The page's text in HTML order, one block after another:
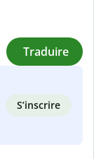
Traduire
S’inscrire